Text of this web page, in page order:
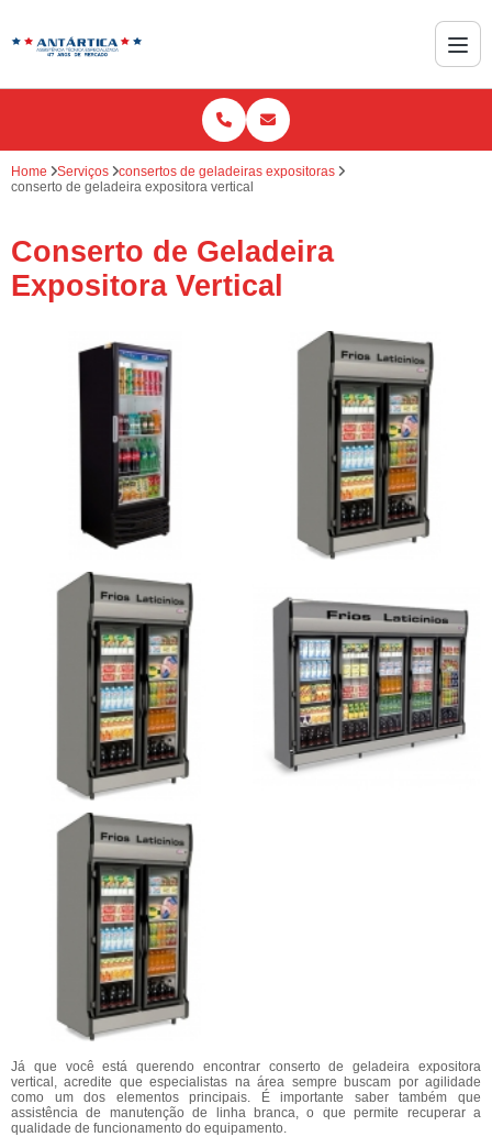
Home Serviços
consertos de geladeiras expositoras
conserto de geladeira expositora vertical
Conserto de Geladeira
Expositora Vertical
Já que você está querendo encontrar conserto de geladeira expositora
vertical, acredite que especialistas na área sempre buscam por agilidade
como um dos elementos principais. É importante saber também que
assistência de manutenção de linha branca, o que permite recuperar a
qualidade de funcionamento do equipamento.